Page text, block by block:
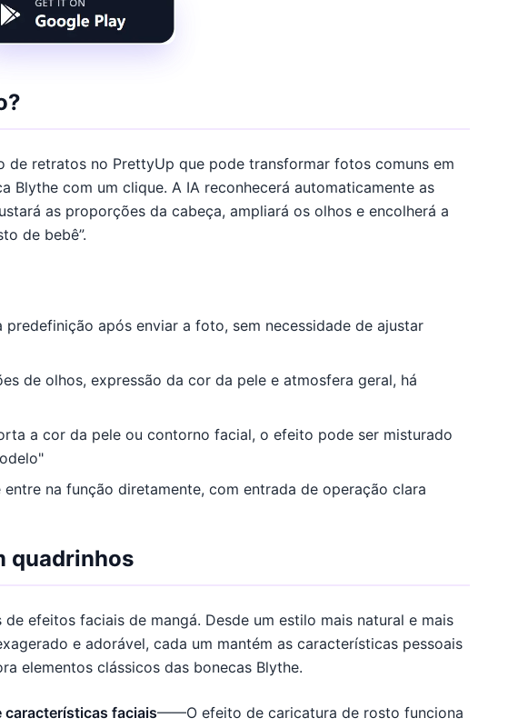
de retratos no PrettyUp que pode transformar fotos comuns em
Blythe com um clique. A IA reconhecerá automaticamente as
as proporções da cabeça, ampliará os olhos e encolherá a
de bebê”.
predefinição após enviar a foto, sem necessidade de ajustar
de olhos, expressão da cor da pele e atmosfera geral, há
a cor da pele ou contorno facial, o efeito pode ser misturado
na função diretamente, com entrada de operação clara
quadrinhos
efeitos faciais de mangá. Desde um estilo mais natural e mais
e adorável, cada um mantém as características pessoais
elementos clássicos das bonecas Blythe.
características faciais——O efeito de caricatura de rosto funciona